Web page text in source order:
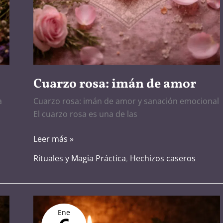
Cuarzo rosa: imán de amor
Cuarzo rosa: imán de amor y sanación emocional
El cuarzo rosa es una de las
Leer más »
Rituales y Magia Práctica, Hechizos caseros
Ene
Endulzamiento
ético